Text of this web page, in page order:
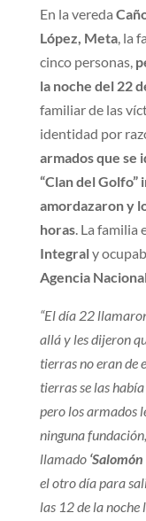
En la vereda
López, Meta, la
cinco personas,
la noche del 22
familiar de las
identidad por
armados que se
“Clan del
amordazaron y
horas. La familia
Integraly
Agencia
“El día 22
allá y les dijeron
tierras no eran de
tierras se las
pero los armados
ninguna
llamado
el otro día para
las 12 de la